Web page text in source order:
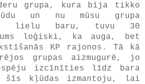
grupa, kura bija tikko
un nu mūsu grupa
lielu baru, tuvu 30
loģiski, ka auga, bet
KP rajonos. Tā kā
grupas aizmugurē, jo
izcīnīties līdz bara
šīs kļūdas izmantoju, lai